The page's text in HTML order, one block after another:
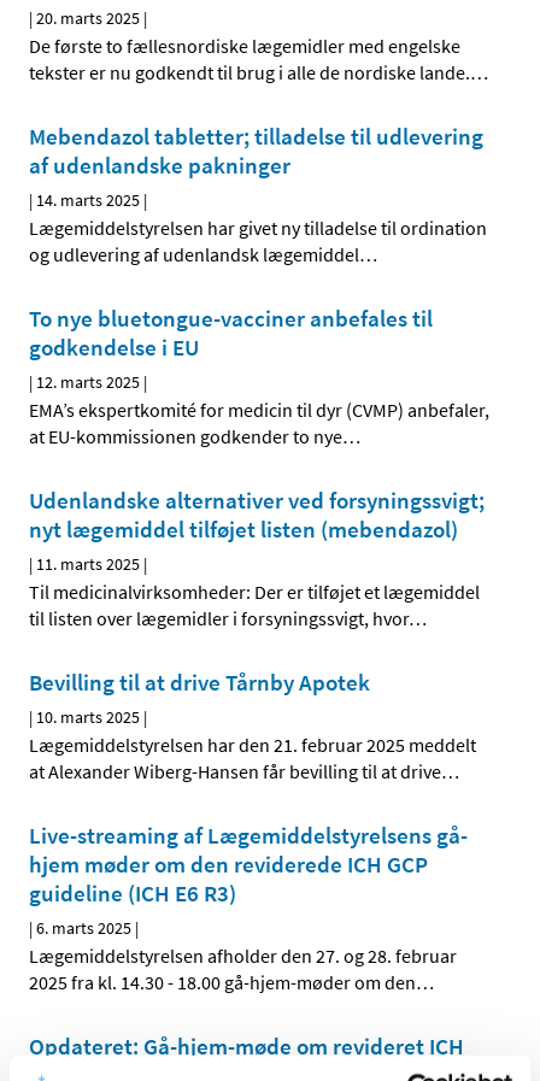
|20. marts 2025 |
De første to fællesnordiske lægemidler med engelske
tekster er nu godkendt til brug i alle de nordiske lande.…
Mebendazol tabletter; tilladelse til udlevering
af udenlandske pakninger
| 14. marts 2025 |
Lægemiddelstyrelsen har givet ny tilladelse til ordination
og udlevering af udenlandsk lægemiddel…
To nye bluetongue-vacciner anbefales til
godkendelse i EU
| 12. marts 2025 |
EMA’s ekspertkomité for medicin til dyr (CVMP) anbefaler,
at EU-kommissionen godkender to nye…
Udenlandske alternativer ved forsyningssvigt;
nyt lægemiddel tilføjet listen (mebendazol)
| 11. marts 2025 |
Til medicinalvirksomheder: Der er tilføjet et lægemiddel
til listen over lægemidler i forsyningssvigt, hvor…
Bevilling til at drive Tårnby Apotek
| 10. marts 2025 |
Lægemiddelstyrelsen har den 21. februar 2025 meddelt
at Alexander Wiberg-Hansen får bevilling til at drive…
Live-streaming af Lægemiddelstyrelsens gå-
hjem møder om den reviderede ICH GCP
guideline (ICH E6 R3)
|6. marts 2025 |
Lægemiddelstyrelsen afholder den 27. og 28. februar
2025 fra kl. 14.30 - 18.00 gå-hjem-møder om den…
Opdateret: Gå-hjem-møde om revideret ICH